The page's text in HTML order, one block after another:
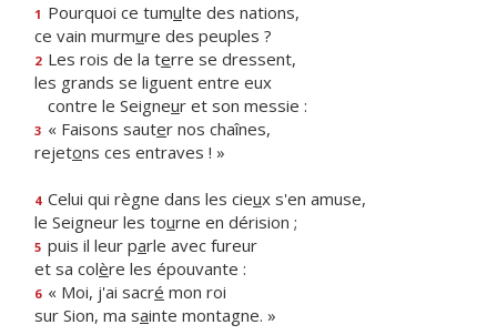
1 Pourquoi ce tumulte des nations,
ce vain murmure des peuples ?
2 Les rois de la terre se dressent,
les grands se liguent entre eux
contre le Seigneur et son messie :
3 « Faisons sauter nos chaînes,
rejetons ces entraves ! »
4 Celui qui règne dans les cieux s'en amuse,
le Seigneur les tourne en dérision ;
5 puis il leur parle avec fureur
et sa colère les épouvante :
6 « Moi, j'ai sacré mon roi
sur Sion, ma sainte montagne. »